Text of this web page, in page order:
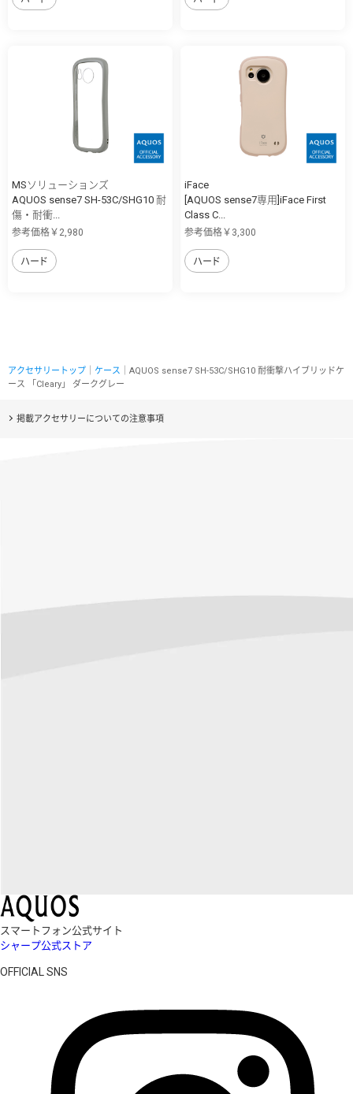
MSソリューションズ
AQUOS sense7 SH-53C/SHG10 耐
傷・耐衝...
参考価格￥2,980
ハード
iFace
[AQUOS sense7専用]iFace First
Class C...
参考価格￥3,300
ハード
アクセサリートップ ケース ｜AQUOS sense7 SH-53C/SHG10 耐衝撃ハイブリッドケ
ース 「Cleary」 ダークグレー
掲載アクセサリーについての注意事項
スマートフォン公式サイト
シャープ公式ストア
OFFICIAL SNS